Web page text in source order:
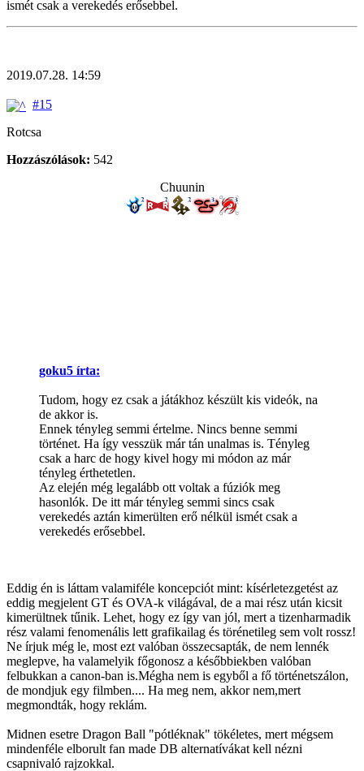
ismét csak a verekedés erősebbel.
2019.07.28. 14:59
#15
Rotcsa
Hozzászólások: 542
Chuunin
goku5 írta:
Tudom, hogy ez csak a játákhoz készült kis videók, na
de akkor is.
Ennek tényleg semmi értelme. Nincs benne semmi
történet. Ha így vesszük már tán unalmas is. Tényleg
csak a harc de hogy kivel hogy mi módon az már
tényleg érthetetlen.
Az elején még legalább ott voltak a fúziók meg
hasonlók. De itt már tényleg semmi sincs csak
verekedés aztán kimerülten erő nélkül ismét csak a
verekedés erősebbel.
Eddig én is láttam valamiféle koncepciót mint: kísérletezgetést az
eddig megjelent GT és OVA-k világával, de a mai rész után kicsit
kimerültnek tűnik. Lehet, hogy ez így van jól, mert a tizenharmadik
rész valami fenomenális lett grafikailag és törénetileg sem volt rossz!
Ne írjuk még le, most ezt valóban összecsapták, de nem lennék
meglepve, ha valamelyik főgonosz a későbbiekben valóban
felbukkan a canon-ban is.Mégha nem is egyből a fő történetszálon,
de mondjuk egy filmben.... Ha meg nem, akkor nem,mert
megmondták, hogy reklám.
Midnen esetre Dragon Ball "pótléknak" tökéletes, mert mégsem
mindenféle elborult fan made DB alternatívákat kell nézni
csapnivaló rajzokkal.